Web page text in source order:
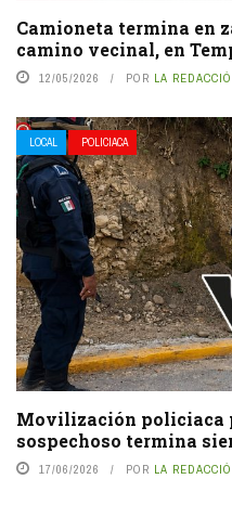
Camioneta termina en
camino vecinal, en
12/05/2026 POR LA
LOCAL POLICIACA
Movilización policiaca
sospechoso termina
17/06/2026 POR LA